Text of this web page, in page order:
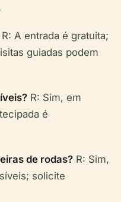
R: A entrada é gratuita;
guiadas podem
R: Sim, em
é
de rodas? R: Sim,
solicite